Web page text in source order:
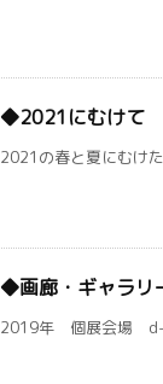
◆2021にむけて
2021の春と夏にむけ
◆画廊・ギャラリ
2019年 個展会場 d-